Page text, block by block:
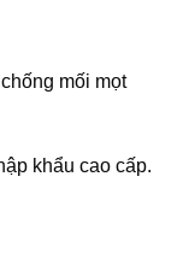
mối mọt
khẩu cao cấp.